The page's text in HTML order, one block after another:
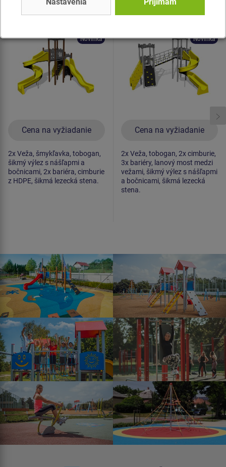
Cena na vyžiadanie
Novinka
2x Veža, šmykľavka, tobogan,
šikmý výlez s nášľapmi a
bočnicami, 2x bariéra, cimburie
z HDPE, šikmá lezecká stena.
Cena na vyžiadanie
Novinka
2x Veža, tobogan, 2x cimburie,
3x bariéry, lanový most medzi
vežami, šikmý výlez s nášľapmi
a bočnicami, šikmá lezecká
stena.